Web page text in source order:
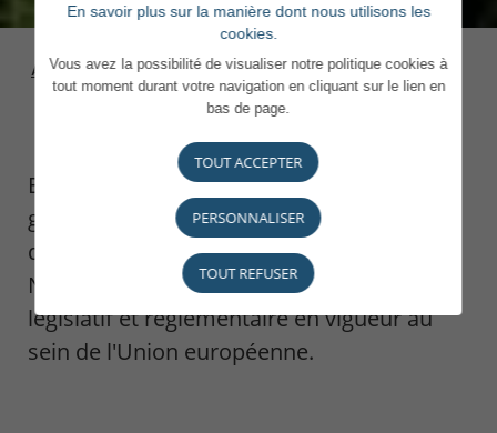
Accueil>Notre Maison>Gouvernance
Banque solide, nous maintenons une
gouvernance, une organisation et un
dispositif technologique exemplaires.
Notre gouvernance se conforme au cadre
législatif et réglementaire en vigueur au
sein de l'Union européenne.
En savoir plus sur la manière dont nous utilisons les
cookies.
Vous avez la possibilité de visualiser notre politique cookies à
tout moment durant votre navigation en cliquant sur le lien en
bas de page.
TOUT ACCEPTER
PERSONNALISER
TOUT REFUSER